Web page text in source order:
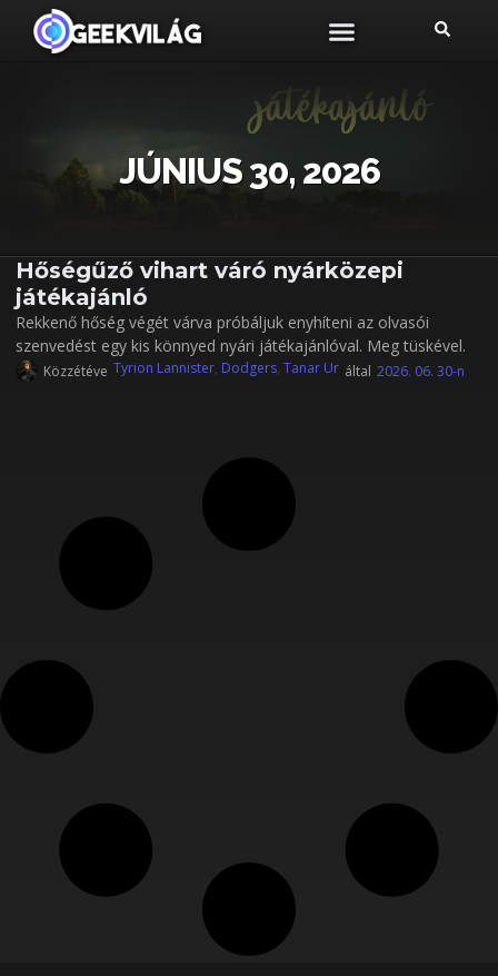
JÚNIUS 30, 2026
Hőségűző vihart váró nyárközepi
játékajánló
Rekkenő hőség végét várva próbáljuk enyhíteni az olvasói
szenvedést egy kis könnyed nyári játékajánlóval. Meg tüskével.
Közzétéve Tyrion Lannister, Dodgers, Tanar Ur által 2026. 06. 30-n